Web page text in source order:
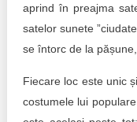
Transparența
Cele mai bune și
publice-cheie din
aprind în preajma
satelor sunete
se întorc de la
Fiecare loc este unic
costumele lui